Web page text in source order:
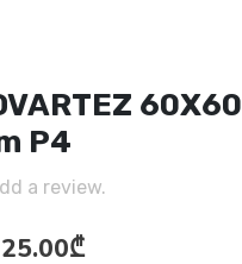
60X60
P4
a review.
Первоначальная
25.00₾Текущая